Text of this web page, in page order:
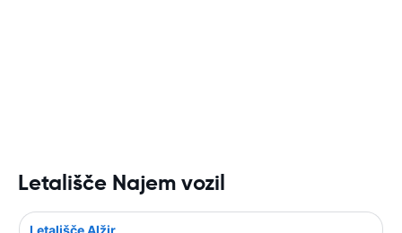
Letališče Najem vozil
Letališče Alžir